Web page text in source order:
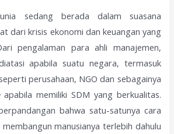
sedang berada dalam suasana
dari krisis ekonomi dan keuangan yang
pengalaman para ahli manajemen,
apabila suatu negara, termasuk
perusahaan, NGO dan sebagainya
apabila memiliki SDM yang berkualitas.
bahwa satu-satunya cara
manusianya terlebih dahulu